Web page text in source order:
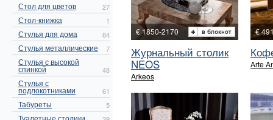
Стол для цветов 27
Стол-книжка 1
Стулья для дома 84
Стулья металлические 7
Стулья с высокой
спинкой 48
Стулья с
подлокотниками 61
Табуреты 5
Туалетные столики
€ 1850-2170
Журнальный столик
NEOS
Arkeos
€
Arte